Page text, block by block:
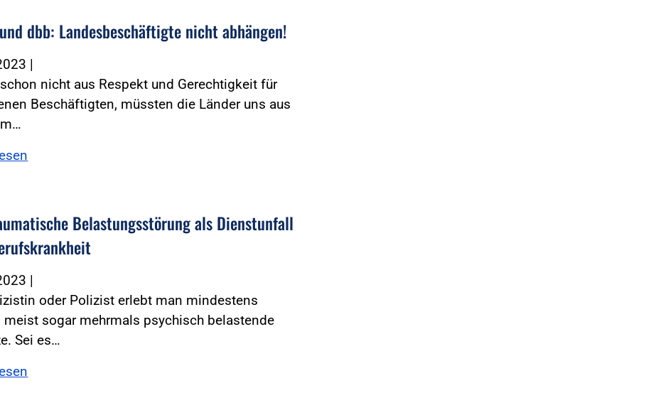
dbb: Landesbeschäftigte nicht abhängen!
|
nicht aus Respekt und Gerechtigkeit für
Beschäftigten, müssten die Länder uns aus
Belastungsstörung als Dienstunfall
|
oder Polizist erlebt man mindestens
meist sogar mehrmals psychisch belastende
Sei es…